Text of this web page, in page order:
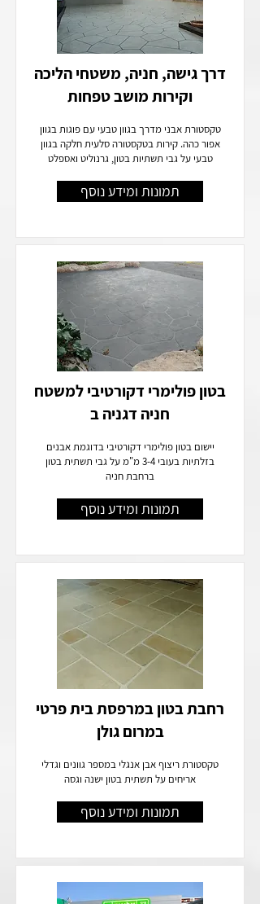
דרך גישה, חניה, משטחי הליכה
וקירות מושב טפחות
טקסטורת אבני מדרך בגוון טבעי עם פוגות בגוון
אפור כהה. קירות בטקסטורה סלעית חלקה בגוון
טבעי על גבי תשתיות בטון, גרנוליט ואספלט
תמונות ומידע נוסף
בטון פולימרי דקורטיבי למשטח
חניה דגניה ב
יישום בטון פולימרי דקורטיבי בדוגמת אבנים
בזלתיות בעובי 3-4 מ"מ על גבי תשתית בטון
ברחבת חניה
תמונות ומידע נוסף
רחבת בטון במרפסת בית פרטי
במרום גולן
טקסטורת ריצוף אבן אנגלי במספר גוונים וגדלי
אריחים על תשתית בטון ישנה וגסה
תמונות ומידע נוסף